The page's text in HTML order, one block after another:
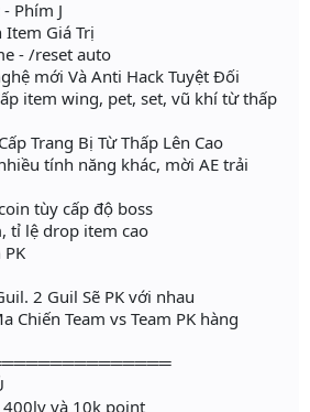
Phím J
Item Giá Trị
- /reset auto
mới Và Anti Hack Tuyệt Đối
item wing, pet, set, vũ khí từ thấp
Trang Bị Từ Thấp Lên Cao
tính năng khác, mời AE trải
tùy cấp độ boss
tỉ lệ drop item cao
2 Guil Sẽ PK với nhau
Chiến Team vs Team PK hàng
400lv và 10k point